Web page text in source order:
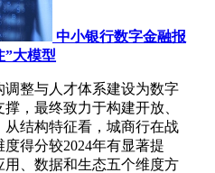
中小银行数字金融报
”大模型
整与人才体系建设为数字
，最终致力于构建开放、
结构特征看，城商行在战
得分较2024年有显著提
、数据和生态五个维度方